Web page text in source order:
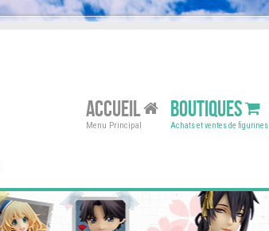
ACCUEIL
Menu Principal
BOUTIQUES
Achats et ventes de figurines